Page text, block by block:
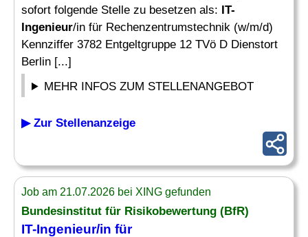
sofort folgende Stelle zu besetzen als: IT-
Ingenieur/in für Rechenzentrumstechnik (w/m/d)
Kennziffer 3782 Entgeltgruppe 12 TVö D Dienstort
Berlin [...]
MEHR INFOS ZUM STELLENANGEBOT
▶ Zur Stellenanzeige
Job am 21.07.2026 bei XING gefunden
Bundesinstitut für Risikobewertung (BfR)
IT-Ingenieur/in für